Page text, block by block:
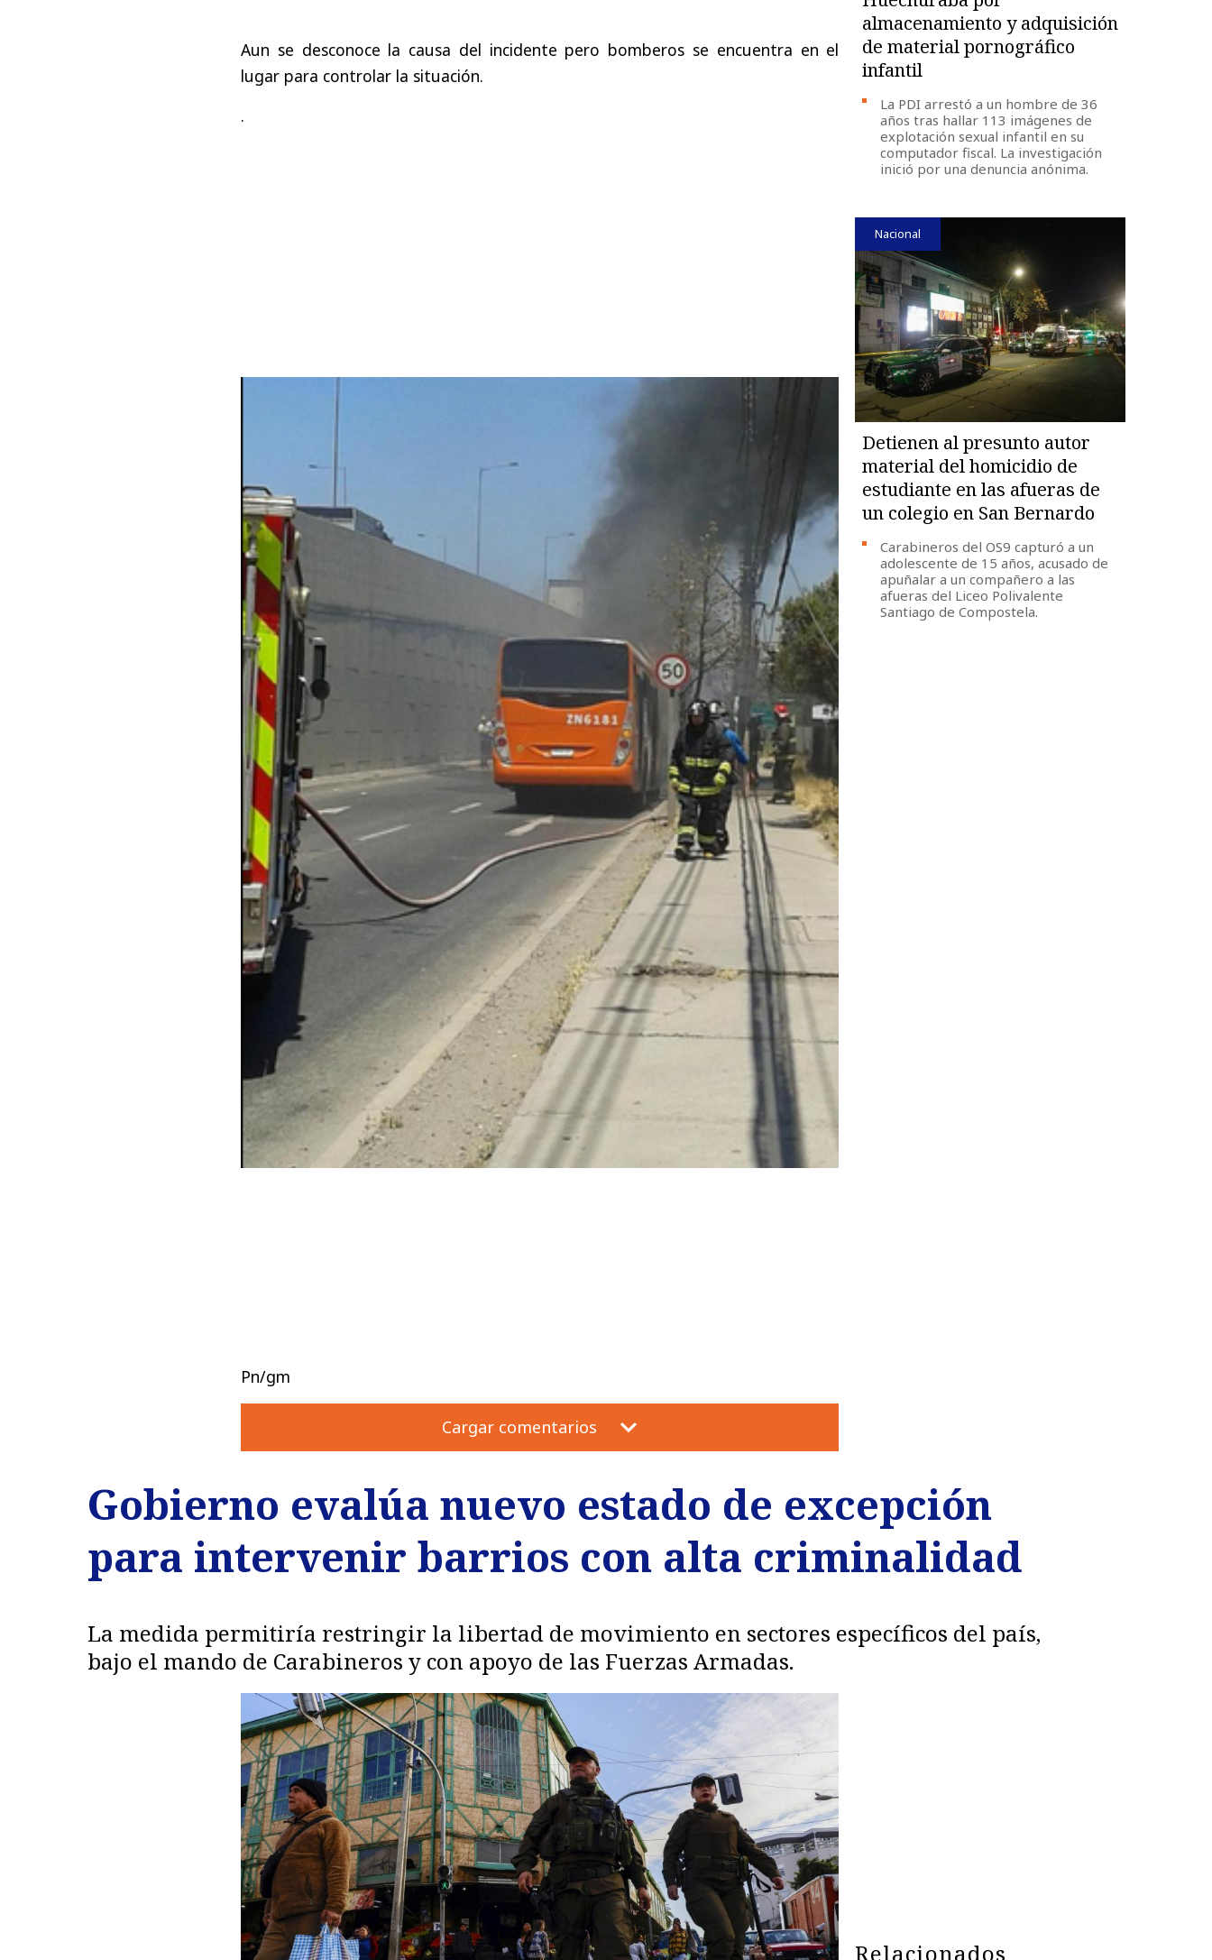
Aun se desconoce la causa del incidente pero bomberos se encuentra en el
lugar para controlar la situación.
.
Pn/gm
Cargar comentarios
almacenamiento y adquisición
de material pornográfico
infantil
La PDI arrestó a un hombre de 36
años tras hallar 113 imágenes de
explotación sexual infantil en su
computador fiscal. La investigación
inició por una denuncia anónima.
Nacional
Detienen al presunto autor
material del homicidio de
estudiante en las afueras de
un colegio en San Bernardo
Carabineros del OS9 capturó a un
adolescente de 15 años, acusado de
apuñalar a un compañero a las
afueras del Liceo Polivalente
Santiago de Compostela.
Gobierno evalúa nuevo estado de excepción
para intervenir barrios con alta criminalidad
La medida permitiría restringir la libertad de movimiento en sectores específicos del país,
bajo el mando de Carabineros y con apoyo de las Fuerzas Armadas.
Relacionados